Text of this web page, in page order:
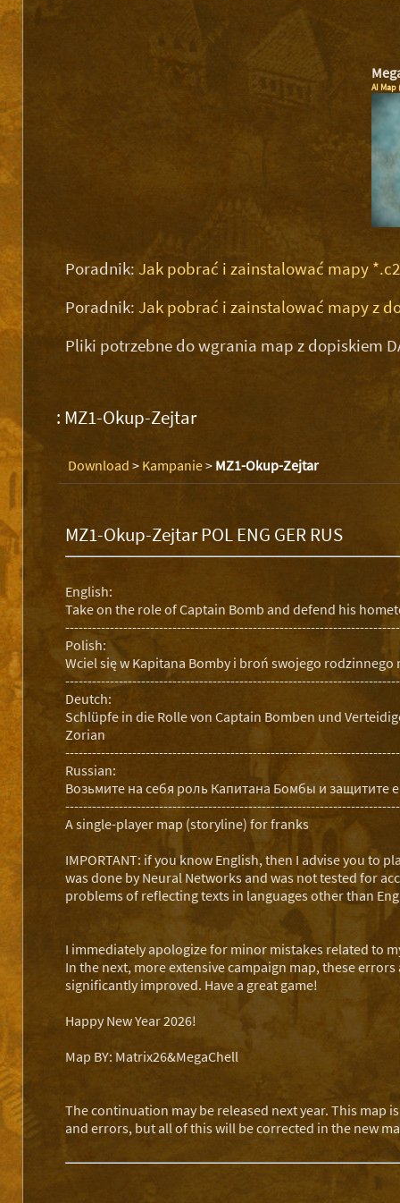
AI Map
Poradnik: Jak pobrać i zainstalować mapy
Poradnik: Jak pobrać i zainstalować mapy z
Pliki potrzebne do wgrania map z dopiskiem
: MZ1-Okup-Zejtar
Download > Kampanie> MZ1-Okup-Zejtar
MZ1-Okup-Zejtar POL ENG GER RUS
English:
Take on the role of Captain Bomb and defend his
Polish:
Wciel się w Kapitana Bomby i broń swojego
Deutch:
Schlüpfe in die Rolle von Captain Bomben und
Zorian
Russian:
Возьмите на себя роль Капитана Бомбы и защитите
A single-player map (storyline) for franks
IMPORTANT: if you know English, then I advise you to
was done by Neural Networks and was not tested for
problems of reflecting texts in languages other than
I immediately apologize for minor mistakes related to
In the next, more extensive campaign map, these
significantly improved. Have a great game!
Happy New Year 2026!
Map BY: Matrix26&MegaChell
The continuation may be released next year. This map
and errors, but all of this will be corrected in the new